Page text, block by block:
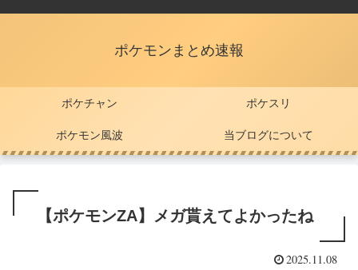
ポケモンまとめ速報
ポケチャン ポケスリ
ポケモン風波 当ブログについて
【ポケモンZA】メガ貰えてよかったね
2025.11.08